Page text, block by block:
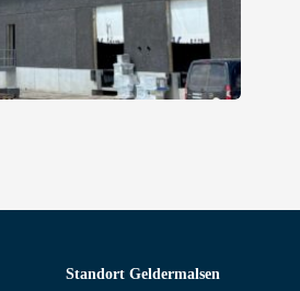
Standort Geldermalsen